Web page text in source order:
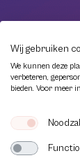
Wij gebruiken
We kunnen deze
verbeteren,
bieden. Voor meer